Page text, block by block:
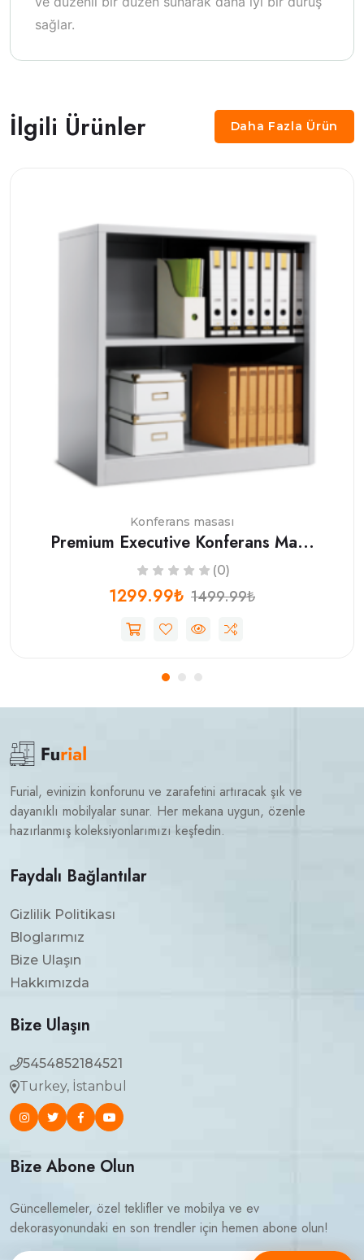
sağlar.
İlgili Ürünler Daha Fazla Ürün
Konferans masası
Premium Executive Konferans Ma...
(0)
1299.99₺ 1499.99₺
Furial, evinizin konforunu ve zarafetini artıracak şık ve
dayanıklı mobilyalar sunar. Her mekana uygun, özenle
hazırlanmış koleksiyonlarımızı keşfedin.
Faydalı Bağlantılar
Gizlilik Politikası
Bloglarımız
Bize Ulaşın
Hakkımızda
Bize Ulaşın
5454852184521
Turkey, İstanbul
Bize Abone Olun
Güncellemeler, özel teklifler ve mobilya ve ev
dekorasyonundaki en son trendler için hemen abone olun!